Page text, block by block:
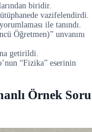
biridir.
vazifelendirdi.
ile tanındı.
Öğretmen)” unvanını
getirildi.
“Fizika” eserinin
Örnek Soru